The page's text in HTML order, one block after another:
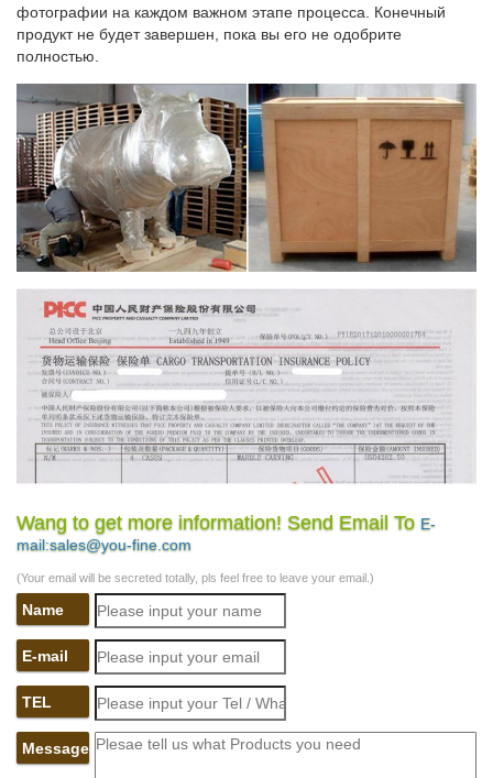
фотографии на каждом важном этапе процесса. Конечный
продукт не будет завершен, пока вы его не одобрите
полностью.
Wang to get more information! Send Email To E-
mail:sales@you-fine.com
(Your email will be secreted totally, pls feel free to leave your email.)
Name
E-mail
TEL
Message